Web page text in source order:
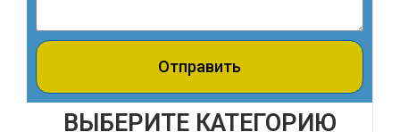
Отправить
ВЫБЕРИТЕ КАТЕГОРИЮ